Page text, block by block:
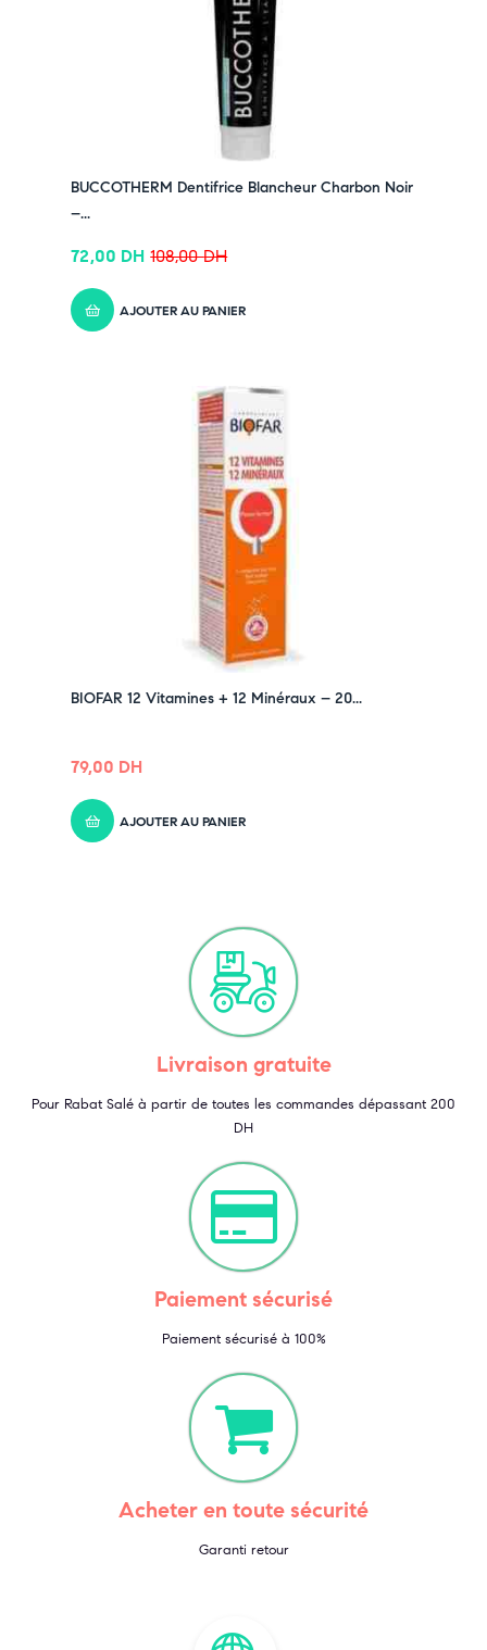
BUCCOTHERM Dentifrice Blancheur Charbon Noir
–...
108,00DH
72,00 DH
AJOUTER AU PANIER
BIOFAR 12 Vitamines + 12 Minéraux – 20...
79,00 DH
AJOUTER AU PANIER
Livraison gratuite
Pour Rabat Salé à partir de toutes les commandes dépassant 200
DH
Paiement sécurisé
Paiement sécurisé à 100%
Acheter en toute sécurité
Garanti retour